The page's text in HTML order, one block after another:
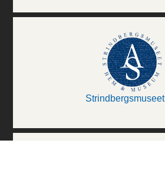
Strindbergsmuseet